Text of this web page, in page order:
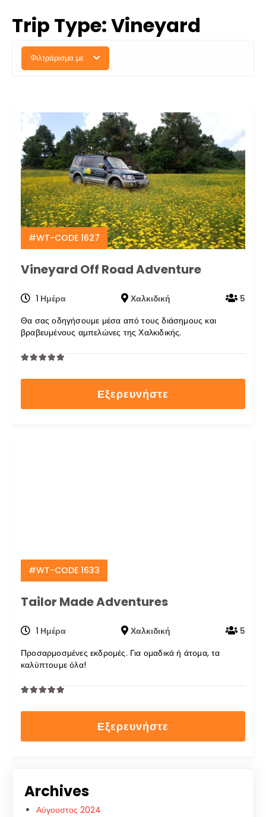
Trip Type:Vineyard
Φιλτράρισμα με
#WT-CODE 1627
Vineyard Off Road Adventure
1 Ημέρα Χαλκιδική
5
Θα σας οδηγήσουμε μέσα από τους διάσημους και
βραβευμένους αμπελώνες της Χαλκιδικής.
0
5
Εξερευνήστε
#WT-CODE 1633
Tailor Made Adventures
1 Ημέρα Χαλκιδική
5
Προσαρμοσμένες εκδρομές. Για ομαδικά ή άτομα, τα
καλύπτουμε όλα!
0
5
Εξερευνήστε
Archives
Αύγουστος 2024